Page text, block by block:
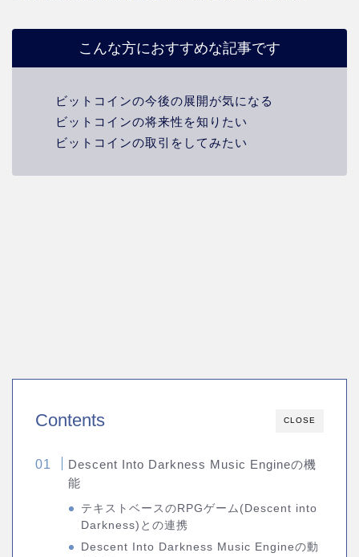
こんな方におすすめな記事です
ビットコインの今後の展開が気になる
ビットコインの将来性を知りたい
ビットコインの取引をしてみたい
CLOSE
Contents
Descent Into Darkness Music Engineの機
能
テキストベースのRPGゲーム(Descent into
Darkness)との連携
Descent Into Darkness Music Engineの動